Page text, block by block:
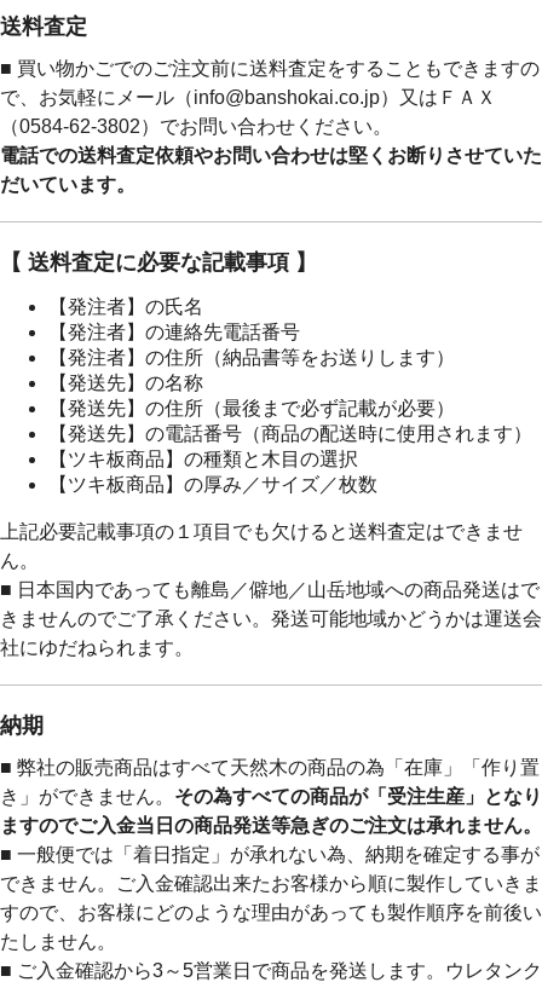
送料査定
■ 買い物かごでのご注文前に送料査定をすることもできますの
で、お気軽にメール（info@banshokai.co.jp）又はＦＡＸ
（0584-62-3802）でお問い合わせください。
電話での送料査定依頼やお問い合わせは堅くお断りさせていた
だいています。
【 送料査定に必要な記載事項 】
【発注者】の氏名
【発注者】の連絡先電話番号
【発注者】の住所（納品書等をお送りします）
【発送先】の名称
【発送先】の住所（最後まで必ず記載が必要）
【発送先】の電話番号（商品の配送時に使用されます）
【ツキ板商品】の種類と木目の選択
【ツキ板商品】の厚み／サイズ／枚数
上記必要記載事項の１項目でも欠けると送料査定はできませ
ん。
■ 日本国内であっても離島／僻地／山岳地域への商品発送はで
きませんのでご了承ください。発送可能地域かどうかは運送会
社にゆだねられます。
納期
■ 弊社の販売商品はすべて天然木の商品の為「在庫」「作り置
き」ができません。 その為すべての商品が「受注生産」となり
ますのでご入金当日の商品発送等急ぎのご注文は承れません。
■ 一般便では「着日指定」が承れない為、納期を確定する事が
できません。ご入金確認出来たお客様から順に製作していきま
すので、お客様にどのような理由があっても製作順序を前後い
たしません。
■ ご入金確認から3～5営業日で商品を発送します。ウレタンク